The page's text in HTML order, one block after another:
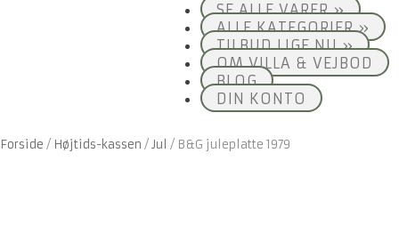
SE ALLE VARER »
ALLE KATEGORIER »
TILBUD LIGE NU »
OM VILLA & VEJBOD
BLOG
DIN KONTO
Forside / Højtids-kassen /Jul / B&G juleplatte 1979